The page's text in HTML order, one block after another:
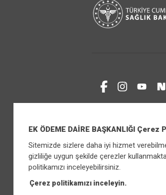
EK ÖDEME DAİRE BAŞKANLIĞI Çerez
Sitemizde sizlere daha iyi hizmet
gizliliğe uygun şekilde çerezler
politikamızı inceleyebilirsiniz.
Çerez politikamızı inceleyin.